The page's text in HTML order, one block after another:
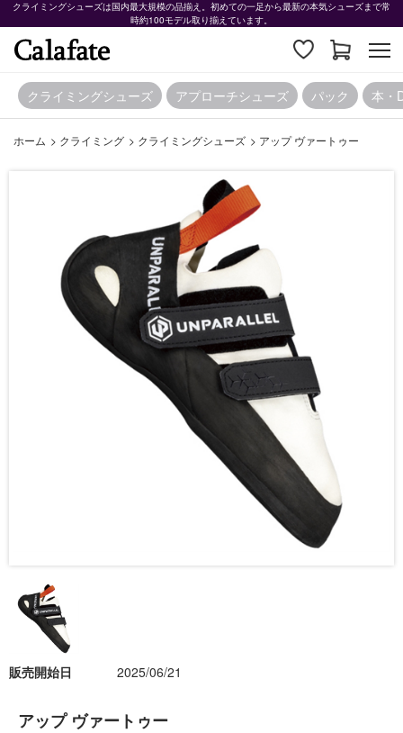
クライミングシューズは国内最大規模の品揃え。初めての一足から最新の本気シューズまで常
時約100モデル取り揃えています。
クライミングシューズ アプローチシューズ パック 本・
ホーム > クライミング > クライミングシューズ > アップ ヴァートゥー
アップ ヴァートゥー
販売開始日 2025/06/21